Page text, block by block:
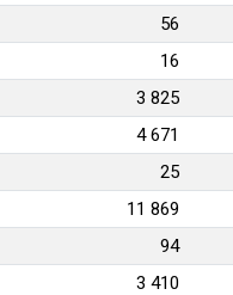
56
16
3 825
4 671
25
11 869
94
3 410